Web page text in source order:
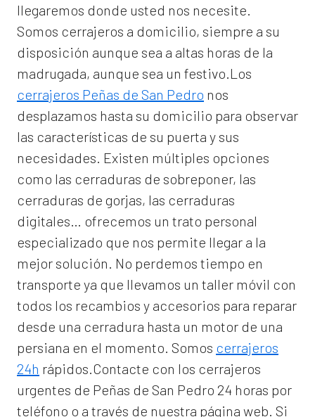
llegaremos donde usted nos necesite.
Somos cerrajeros a domicilio, siempre a su
disposición aunque sea a altas horas de la
madrugada, aunque sea un festivo.Los
cerrajeros Peñas de San Pedro nos
desplazamos hasta su domicilio para observar
las características de su puerta y sus
necesidades. Existen múltiples opciones
como las cerraduras de sobreponer, las
cerraduras de gorjas, las cerraduras
digitales… ofrecemos un trato personal
especializado que nos permite llegar a la
mejor solución. No perdemos tiempo en
transporte ya que llevamos un taller móvil con
todos los recambios y accesorios para reparar
desde una cerradura hasta un motor de una
persiana en el momento. Somos cerrajeros
24h rápidos.Contacte con los cerrajeros
urgentes de Peñas de San Pedro 24 horas por
teléfono o a través de nuestra página web. Si